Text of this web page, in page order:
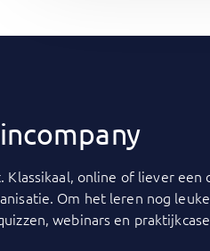
online of liever een
Om het leren nog
webinars en